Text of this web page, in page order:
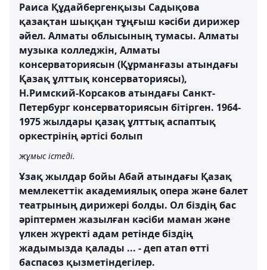
Раиса Құдайбергенқызы Садықова
қазақтан шыққан тұңғыш кәсіби дирижер
әйел. Алматы облысының тумасы. Алматы
музыка колледжін, Алматы
консерваториясын (Құрманғазы атындағы
Қазақ ұлттық консерваториясы),
Н.Римский-Корсаков атындағы Санкт-
Петербург консерваториясын бітірген. 1964-
1975 жылдары қазақ ұлттық аспаптық
оркестрінің әртісі болып
жұмыс істеді.
Ұзақ жылдар бойы Абай атындағы Қазақ
мемлекеттік академиялық опера және балет
театрының дирижері болды. Ол біздің бас
әріптермен жазылған кәсіби маман және
үлкен жүректі адам ретінде біздің
жадымызда қалады ... - деп атап өтті
баспасөз қызметіндегілер.